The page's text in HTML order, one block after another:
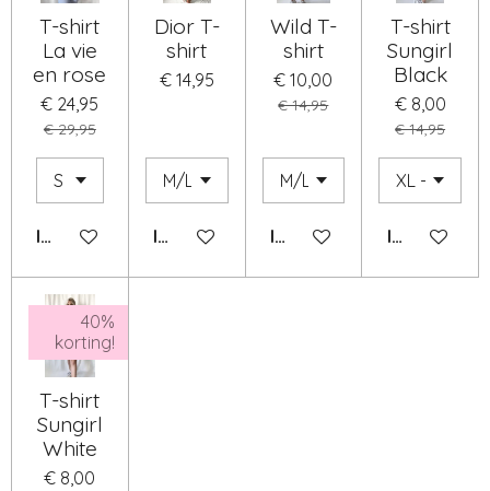
T-shirt
La vie
en rose
€ 24,95
€ 29,95
IN WINKELWAGEN
Dior T-
shirt
€ 14,95
IN WINKELWAGEN
Wild T-
shirt
€ 10,00
€ 14,95
IN WINKELWAGEN
T-shirt
Sungirl
Black
€ 8,00
€ 14,95
IN
40%
korting!
T-shirt
Sungirl
White
€ 8,00